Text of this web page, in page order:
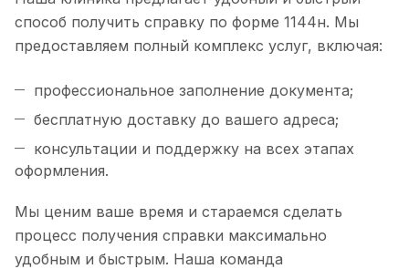
способ получить справку по форме 1144н. Мы
предоставляем полный комплекс услуг, включая:
профессиональное заполнение документа;
бесплатную доставку до вашего адреса;
консультации и поддержку на всех этапах
оформления.
Мы ценим ваше время и стараемся сделать
процесс получения справки максимально
удобным и быстрым. Наша команда